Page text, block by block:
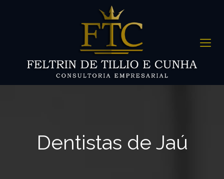
Dentistas de Jaú